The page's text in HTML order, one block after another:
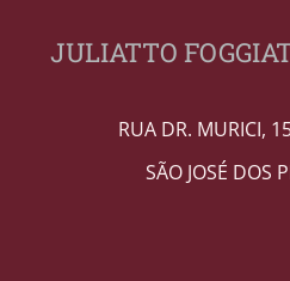
JULIATTO
RUA DR. MURICI,
SÃO JOSÉ DOS